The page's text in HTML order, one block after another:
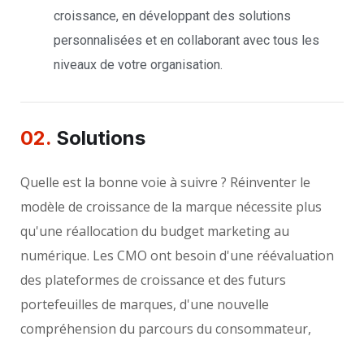
croissance, en développant des solutions
personnalisées et en collaborant avec tous les
niveaux de votre organisation.
02. Solutions
Quelle est la bonne voie à suivre ? Réinventer le
modèle de croissance de la marque nécessite plus
qu'une réallocation du budget marketing au
numérique. Les CMO ont besoin d'une réévaluation
des plateformes de croissance et des futurs
portefeuilles de marques, d'une nouvelle
compréhension du parcours du consommateur,